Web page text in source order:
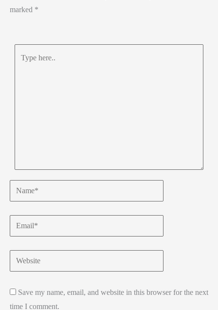
marked *
Name*
Email*
Website
Save my name, email, and website in this browser for the next
time I comment.